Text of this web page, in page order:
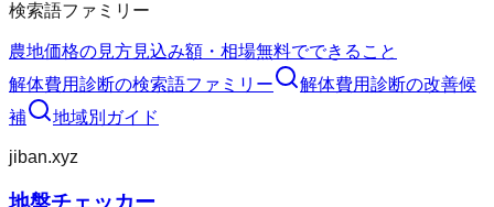
検索語ファミリー
農地価格の見方見込み額・相場無料でできること
解体費用診断の検索語ファミリー 解体費用診断の改善候
補
地域別ガイド
jiban.xyz
地盤チェッカー